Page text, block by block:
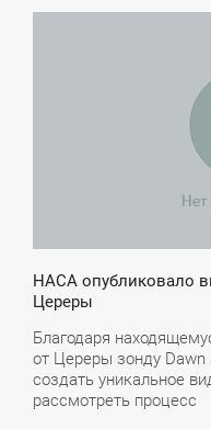
НАСА опубликовало
Цереры
Благодаря
от Цереры зонду
создать уникальное
рассмотреть процесс